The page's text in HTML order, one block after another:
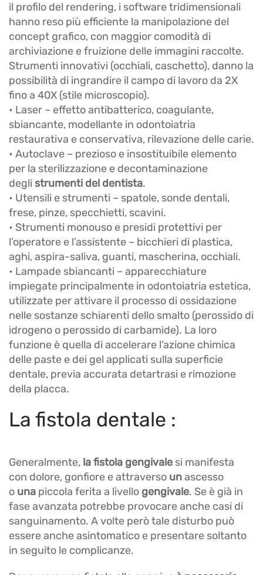
il profilo del rendering, i software tridimensionali
hanno reso più efficiente la manipolazione del
concept grafico, con maggior comodità di
archiviazione e fruizione delle immagini raccolte.
Strumenti innovativi (occhiali, caschetto), danno la
possibilità di ingrandire il campo di lavoro da 2X
fino a 40X (stile microscopio).
• Laser – effetto antibatterico, coagulante,
sbiancante, modellante in odontoiatria
restaurativa e conservativa, rilevazione delle carie.
• Autoclave – prezioso e insostituibile elemento
per la sterilizzazione e decontaminazione
degli strumenti del dentista.
• Utensili e strumenti – spatole, sonde dentali,
frese, pinze, specchietti, scavini.
• Strumenti monouso e presidi protettivi per
l’operatore e l’assistente – bicchieri di plastica,
aghi, aspira-saliva, guanti, mascherina, occhiali.
• Lampade sbiancanti – apparecchiature
impiegate principalmente in odontoiatria estetica,
utilizzate per attivare il processo di ossidazione
nelle sostanze schiarenti dello smalto (perossido di
idrogeno o perossido di carbamide). La loro
funzione è quella di accelerare l’azione chimica
delle paste e dei gel applicati sulla superficie
dentale, previa accurata detartrasi e rimozione
della placca.
La fistola dentale :
Generalmente, la fistola gengivale si manifesta
con dolore, gonfiore e attraverso unascesso
o una piccola ferita a livello gengivale. Se è già in
fase avanzata potrebbe provocare anche casi di
sanguinamento. A volte però tale disturbo può
essere anche asintomatico e presentare soltanto
in seguito le complicanze.